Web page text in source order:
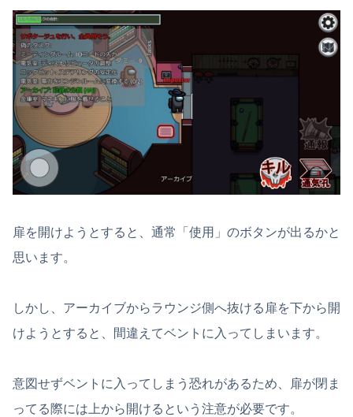
扉を開けようとすると、通常「使用」のボタンが出るかと
思います。
しかし、アーカイブからラウンジ側へ抜ける扉を下から開
けようとすると、間違えてベントに入ってしまいます。
意図せずベントに入ってしまう恐れがあるため、扉が閉ま
ってる際には上から開けるという注意が必要です。